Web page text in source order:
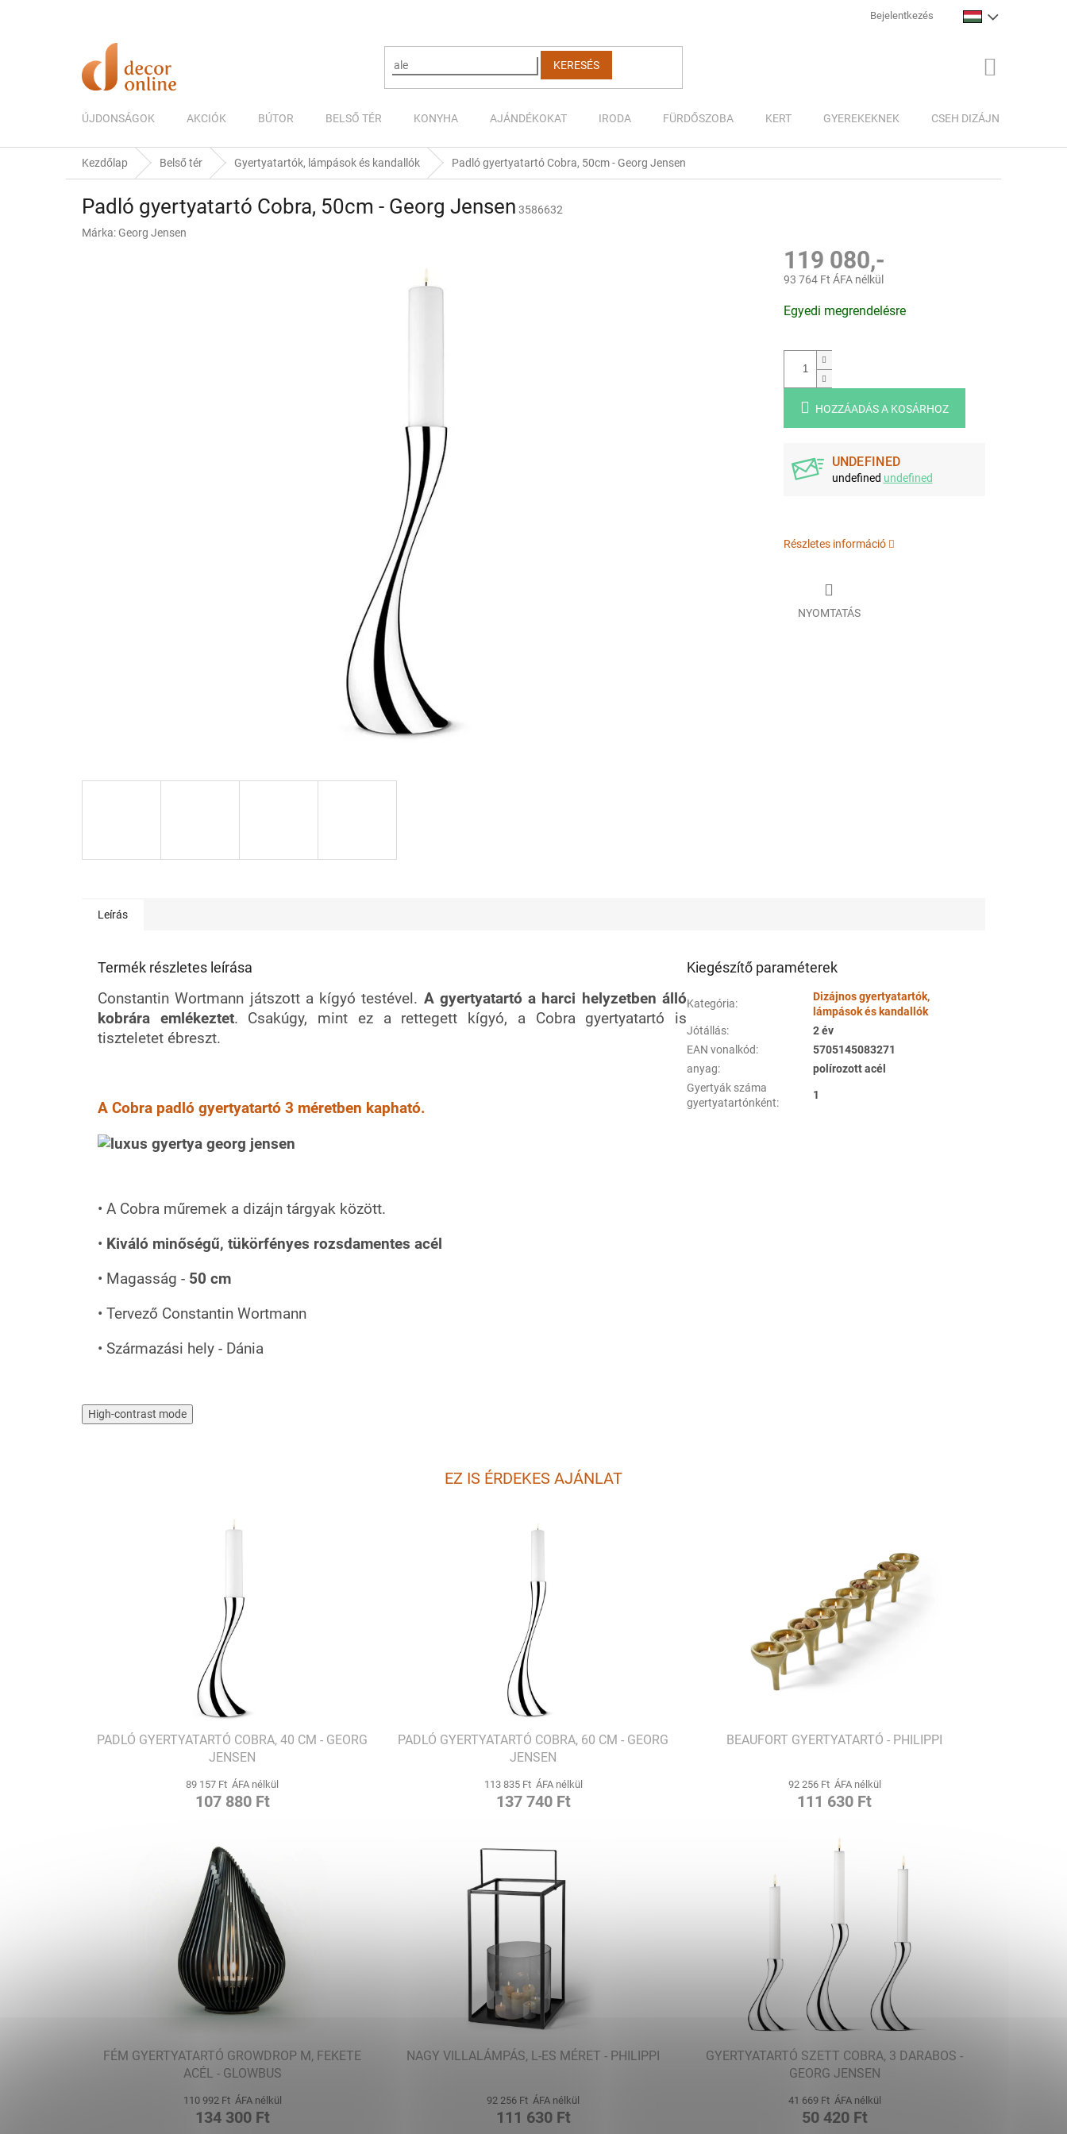
Bejelentkezés
KERESÉS
ÚJDONSÁGOK AKCIÓK BÚTOR BELSŐ TÉR KONYHA AJÁNDÉKOKAT IRODA FÜRDŐSZOBA KERT GYEREKEKNEK CSEH DIZÁJN
Kezdőlap Belső tér Gyertyatartók, lámpások és kandallók Padló gyertyatartó Cobra, 50cm - Georg Jensen
Padló gyertyatartó Cobra, 50cm - Georg Jensen 3586632
Márka: Georg Jensen
119 080,-
93 764 Ft ÁFA nélkül
Egyedi megrendelésre
HOZZÁADÁS A KOSÁRHOZ
UNDEFINED
undefined undefined
Részletes információ
NYOMTATÁS
Leírás
Termék részletes leírása
Constantin Wortmann játszott a kígyó testével. A gyertyatartó a harci helyzetben álló
kobrára emlékeztet. Csakúgy, mint ez a rettegett kígyó, a Cobra gyertyatartó is
tiszteletet ébreszt.
A Cobra padló gyertyatartó 3 méretben kapható.
• A Cobra műremek a dizájn tárgyak között.
• Kiváló minőségű, tükörfényes rozsdamentes acél
• Magasság - 50 cm
• Tervező Constantin Wortmann
• Származási hely - Dánia
Kiegészítő paraméterek
Kategória:
Dizájnos gyertyatartók,
lámpások és kandallók
Jótállás:
2 év
EAN vonalkód:
5705145083271
anyag:
polírozott acél
Gyertyák száma
gyertyatartónként:
1
High-contrast mode
EZ IS ÉRDEKES AJÁNLAT
PADLÓ GYERTYATARTÓ COBRA, 40 CM - GEORG
JENSEN
89 157 Ft ÁFA nélkül
107 880 Ft
PADLÓ GYERTYATARTÓ COBRA, 60 CM - GEORG
JENSEN
113 835 Ft ÁFA nélkül
137 740 Ft
BEAUFORT GYERTYATARTÓ - PHILIPPI
92 256 Ft ÁFA nélkül
111 630 Ft
FÉM GYERTYATARTÓ GROWDROP M, FEKETE
ACÉL - GLOWBUS
110 992 Ft ÁFA nélkül
134 300 Ft
NAGY VILLALÁMPÁS, L-ES MÉRET - PHILIPPI
92 256 Ft ÁFA nélkül
111 630 Ft
GYERTYATARTÓ SZETT COBRA, 3 DARABOS -
GEORG JENSEN
41 669 Ft ÁFA nélkül
50 420 Ft